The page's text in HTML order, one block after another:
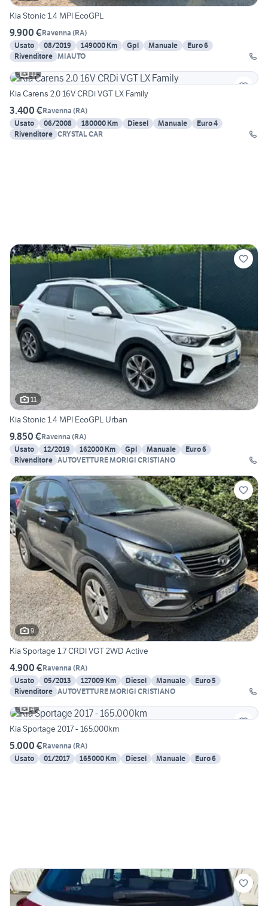
Kia Stonic 1.4 MPI EcoGPL
9.900 €Ravenna (RA)
Usato
08/2019 149000 Km Gpl Manuale
Euro 6
Rivenditore MIAUTO
11
Kia Carens 2.0 16V CRDi VGT LX Family
3.400 €Ravenna (RA)
Usato
06/2008 180000 Km Diesel Manuale
Euro 4
Rivenditore CRYSTAL CAR
11
Kia Stonic 1.4 MPI EcoGPL Urban
9.850 €Ravenna (RA)
Usato
12/2019 162000 Km Gpl Manuale
Euro 6
Rivenditore AUTOVETTURE MORIGI CRISTIANO
9
Kia Sportage 1.7 CRDI VGT 2WD Active
4.900 €Ravenna (RA)
Usato
05/2013 127009 Km Diesel Manuale
Euro 5
Rivenditore AUTOVETTURE MORIGI CRISTIANO
4
Kia Sportage 2017 - 165.000km
5.000 €Ravenna (RA)
Usato
01/2017 165000 Km Diesel Manuale Euro 6